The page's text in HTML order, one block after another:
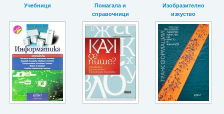
Учебници
Помагала и
справочници
Изобразително
изкуство